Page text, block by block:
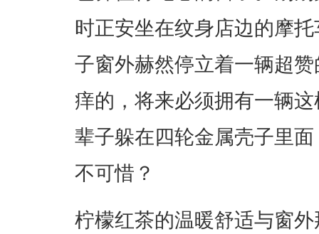
时正安坐在纹身店边的摩
子窗外赫然停立着一辆超
痒的，将来必须拥有一辆
辈子躲在四轮金属壳子里
不可惜？
柠檬红茶的温暖舒适与窗